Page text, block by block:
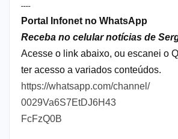
----
Portal Infonet no WhatsApp
Receba no celular notícias de
Acesse o link abaixo, ou escanei o
ter acesso a variados conteúdos.
https://whatsapp.com/channel/
0029Va6S7EtDJ6H43
FcFzQ0B